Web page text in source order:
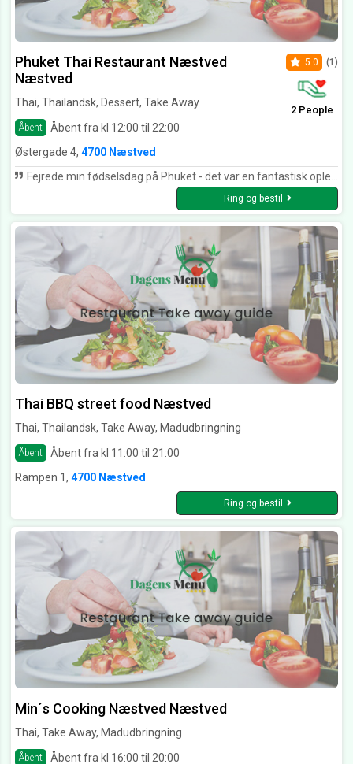
Phuket Thai Restaurant Næstved
Næstved
Thai, Thailandsk, Dessert, Take Away
Åbent Åbent fra kl 12:00 til 22:00
5.0 (1)
2 People
Østergade 4, 4700 Næstved
Fejrede min fødselsdag på Phuket - det var en fantastisk oplevelse med mange spændende og yderst velsmagende retter og rigtig fin betjening - så afgjort 5 ⭐️⭐️⭐️⭐️⭐️
Ring og bestil
Thai BBQ street food Næstved
Thai, Thailandsk, Take Away, Madudbringning
Åbent
Åbent fra kl 11:00 til 21:00
Rampen 1, 4700 Næstved
Ring og bestil
Min´s Cooking Næstved Næstved
Thai, Take Away, Madudbringning
Åbent
Åbent fra kl 16:00 til 20:00